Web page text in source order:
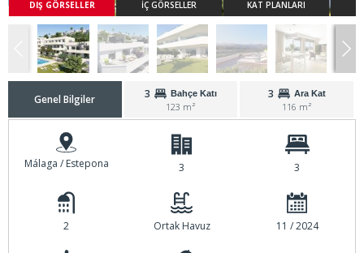
DIŞ GÖRSELLER İÇ GÖRSELLER KAT PLANLARI
Genel Bilgiler 3 Bahçe Katı
123 m²
3 Ara Kat
116 m²
Málaga / Estepona 3 3
2 Ortak Havuz 11 / 2024